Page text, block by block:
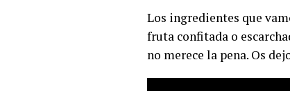
Los ingredientes que
fruta confitada o
no merece la pena. Os